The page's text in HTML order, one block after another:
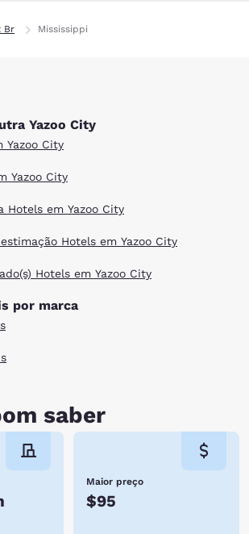
Br Mississippi
Yazoo City
Yazoo City
Yazoo City
Hotels em Yazoo City
Hotels em Yazoo City
Hotels em Yazoo City
por marca
saber
Maior preço
$95